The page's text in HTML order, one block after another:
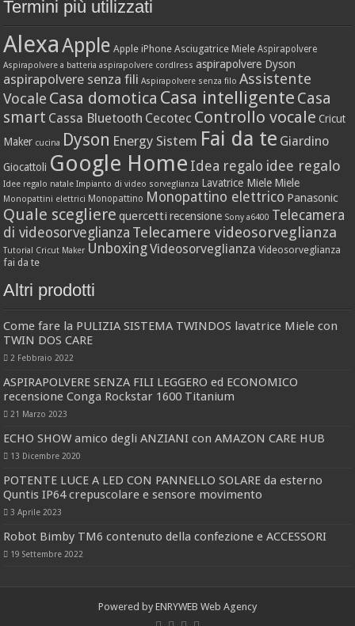
Termini più utilizzati
AlexaApple Apple iPhone Asciugatrice Miele Aspirapolvere
Aspirapolvere a batteria aspirapolvere cordlress aspirapolvere Dyson
aspirapolvere senza fili Aspirapolvere senza filo Assistente
Vocale Casa domotica Casa intelligente Casa
smart Cassa Bluetooth Cecotec Controllo vocale Cricut
Maker cucina Dyson Energy Sistem Fai da te Giardino
Giocattoli Google Home Idea regalo idee regalo
Idee regalo natale Impianto di video sorveglianza Lavatrice Miele Miele
Monopattini elettrici Monopattino Monopattino elettrico Panasonic
Quale scegliere quercetti recensione Sony a6400 Telecamera
di videosorveglianza Telecamere videosorveglianza
Tutorial Cricut Maker UnboxingVideosorveglianza Videosorveglianza
fai da te
Altri prodotti
Come fare la PULIZIA SISTEMA TWINDOS lavatrice Miele con
TWIN DOS CARE
2 Febbraio 2022
ASPIRAPOLVERE SENZA FILI LEGGERO ed ECONOMICO
recensione Conga Rockstar 1600 Titanium
21 Marzo 2023
ECHO SHOW amico degli ANZIANI con AMAZON CARE HUB
13 Dicembre 2020
POTENTE LUCE A LED CON PANNELLO SOLARE da esterno
Quntis IP64 crepuscolare e sensore movimento
3 Aprile 2023
Robot Bimby TM6 contenuto della confezione e ACCESSORI
19 Settembre 2022
Powered by ENRYWEB Web Agency